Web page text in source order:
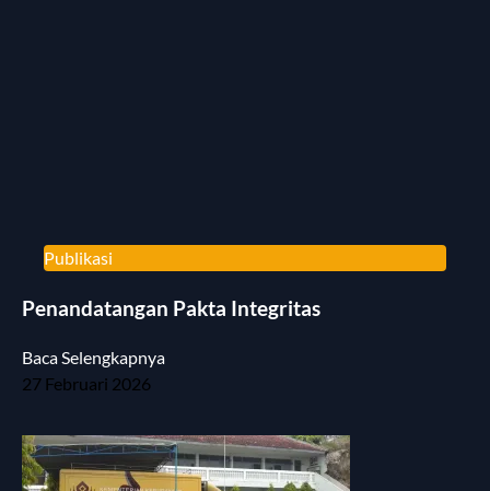
Publikasi
Penandatangan Pakta Integritas
Baca Selengkapnya
27 Februari 2026